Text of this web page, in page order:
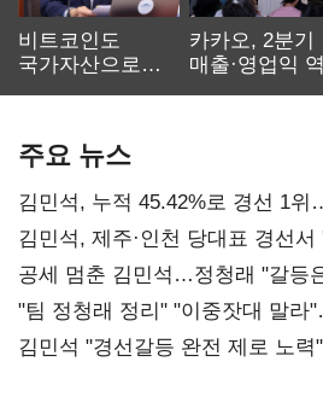
비트코인도
국가자산으로…'
카카오, 2분기
매출·영업익
주요 뉴스
김민석, 누적 45.42%로 경선 1
0.86%p(2보)
김민석, 제주·인천 당대표 경선서
공세 멈춘 김민석…정청래 "갈등
"팀 정청래 정리" "이중잣대 말라
다툼 격화
김민석 "경선갈등 완전 제로 노